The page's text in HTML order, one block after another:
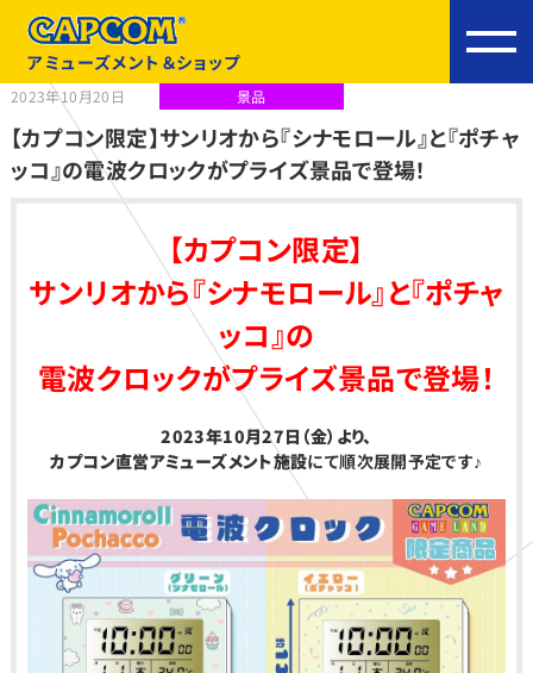
アミューズメント＆ショップ
2023年10月20日 景品
【カプコン限定】サンリオから『シナモロール』と『ポチャ
ッコ』の電波クロックがプライズ景品で登場！
【カプコン限定】
サンリオから『シナモロール』と『ポチャ
ッコ』の
電波クロックがプライズ景品で登場！
2023年10月27日（金）より、
カプコン直営アミューズメント施設にて順次展開予定です♪